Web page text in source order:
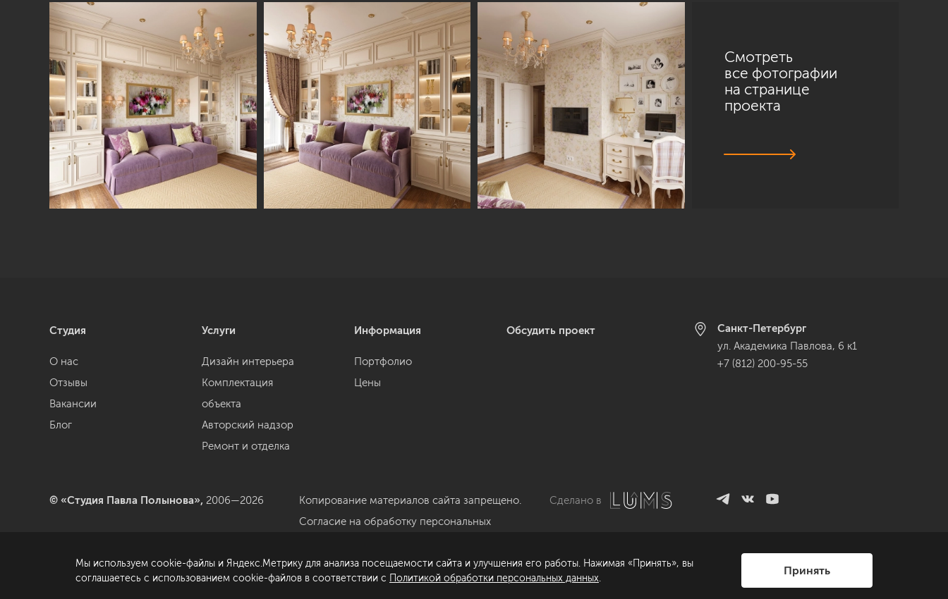
Смотреть
все фотографии
на странице
проекта
Студия
О нас
Отзывы
Вакансии
Блог
Услуги
Дизайн интерьера
Комплектация
объекта
Авторский надзор
Ремонт и отделка
Информация
Портфолио
Цены
Обсудить проект
Санкт-Петербург
ул. Академика Павлова, 6 к1
+7 (812) 200-95-55
© «Студия Павла Полынова», 2006—2026
Копирование материалов сайта запрещено.
Согласие на обработку персональных
Политика обработки персональных данных
Сделано в
Мы используем cookie-файлы и Яндекс.Метрику для анализа посещаемости сайта и улучшения его работы. Нажимая «Принять», вы
соглашаетесь с использованием cookie-файлов в соответствии с Политикой обработки персональных данных.
Принять